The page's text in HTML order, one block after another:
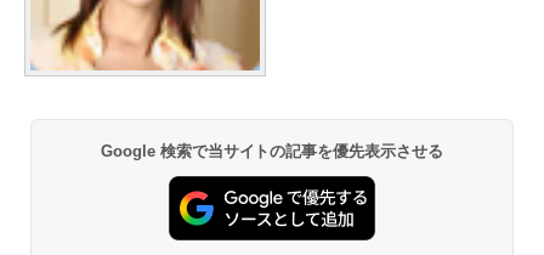
Google 検索で当サイトの記事を優先表示させる